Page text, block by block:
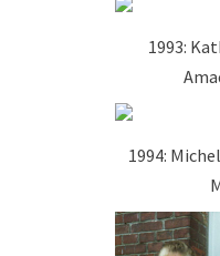
1993:
1994: